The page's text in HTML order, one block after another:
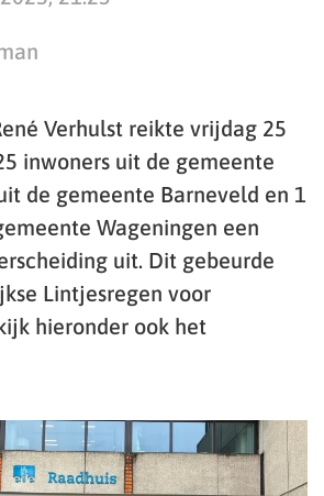
Verhulst reikte vrijdag 25
inwoners uit de gemeente
de gemeente Barneveld en 1
Wageningen een
uit. Dit gebeurde
Lintjesregen voor
hieronder ook het